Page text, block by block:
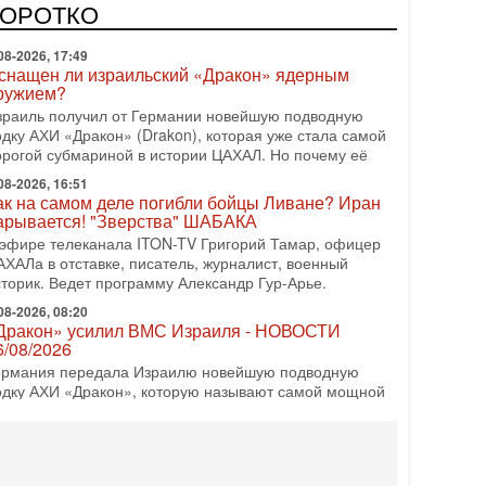
политический альянс? Что произойдет с
раскладом сил, если арабский список
2026, 17:49
ли израильский «Дракон» ядерным
получил от Германии новейшую подводную
АХИ «Дракон» (Drakon), которая уже стала самой
субмариной в истории ЦАХАЛ. Но почему её
2026, 16:51
на самом деле погибли бойцы Ливане? Иран
"Зверства" ШАБАКА
телеканала ITON-TV Григорий Тамар, офицер
в отставке, писатель, журналист, военный
Ведет программу Александр Гур-Арье.
2026, 08:20
усилил ВМС Израиля - НОВОСТИ
08/2026
передала Израилю новейшую подводную
АХИ «Дракон», которую называют самой мощной